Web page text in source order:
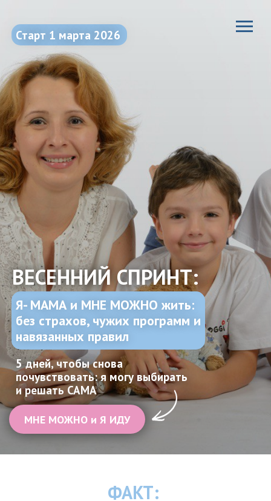
5 дней, чтобы снова
почувствовать: я могу выбирать
и решать САМА
ВЕСЕННИЙ СПРИНТ:
Я- МАМА и МНЕ МОЖНО жить:
без страхов, чужих программ и
навязанных правил
Старт 1 марта 2026
МНЕ МОЖНО и Я ИДУ
ФАКТ: